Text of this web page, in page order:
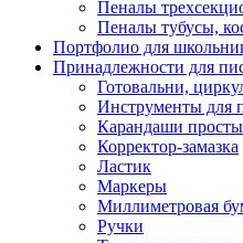
Пеналы
Пеналы тубусы,
Портфолио для
Принадлежности для
Готовальни,
Инструменты для
Карандаши
Корректор-замазка
Ластик
Маркеры
Миллиметровая
Ручки